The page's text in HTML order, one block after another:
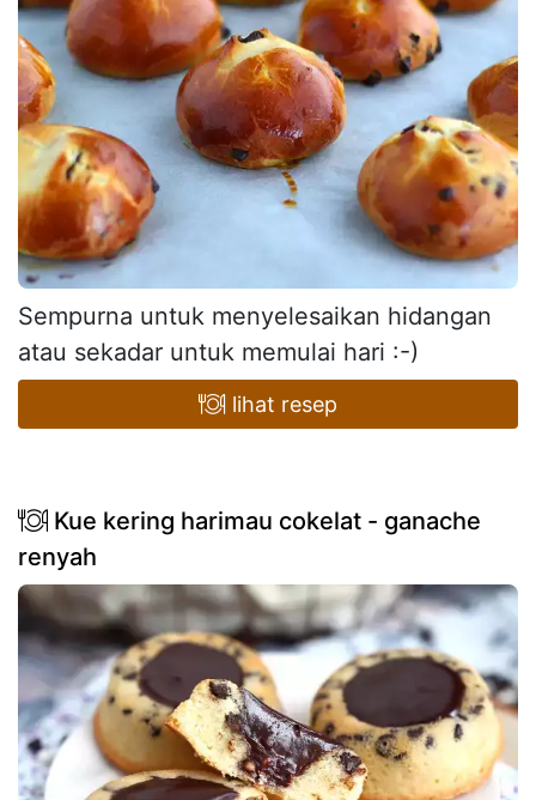
Sempurna untuk menyelesaikan hidangan
atau sekadar untuk memulai hari :-)
lihat resep
Kue kering harimau cokelat - ganache
renyah